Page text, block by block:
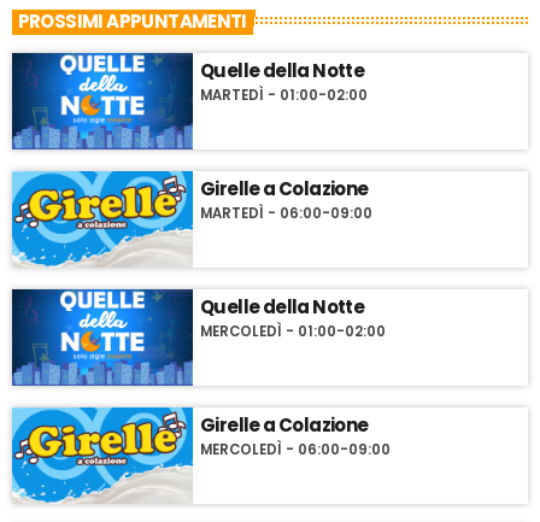
PROSSIMI APPUNTAMENTI
Quelle della Notte
MARTEDÌ - 01:00-02:00
Girelle a Colazione
MARTEDÌ - 06:00-09:00
Quelle della Notte
MERCOLEDÌ - 01:00-02:00
Girelle a Colazione
MERCOLEDÌ - 06:00-09:00